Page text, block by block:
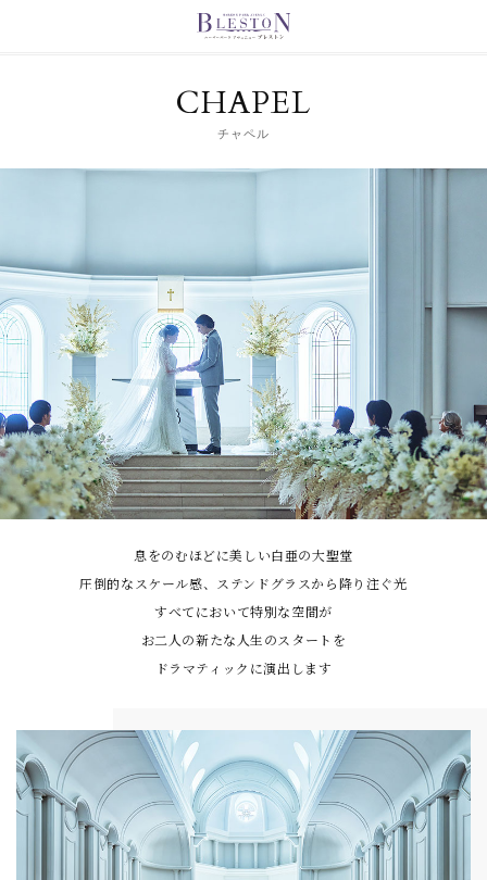
CHAPEL
チャペル
息をのむほどに美しい白亜の大聖堂
圧倒的なスケール感、ステンドグラスから降り注ぐ光
すべてにおいて特別な空間が
お二人の新たな人生のスタートを
ドラマティックに演出します